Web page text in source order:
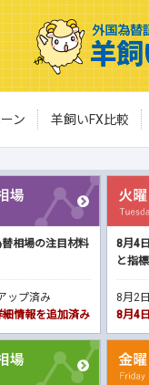
ン 羊飼いFX比較
相場の注目材料
ップ済み
情報を追加済み
8月4
と指
8月2
8月4